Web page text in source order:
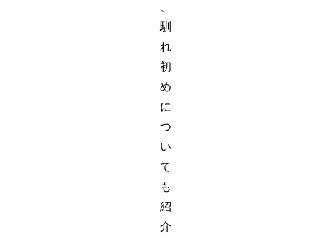
馴
れ
初
め
に
つ
い
て
も
紹
介